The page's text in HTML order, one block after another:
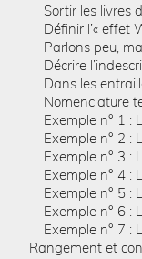
Sortir les livres
Définir l’« effet
Parlons peu,
Décrire
Nomenclature
Exemple n° 5 :
Rangement et